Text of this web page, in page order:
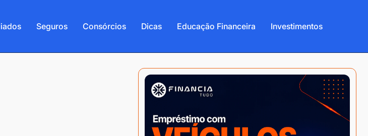
Seguros Consórcios Dicas Educação Financeira Investimentos